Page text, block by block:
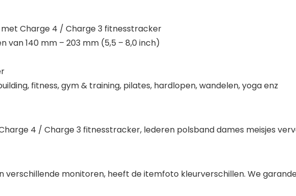
Charge 4 / Charge 3 fitnesstracker
van 140 mm – 203 mm (5,5 – 8,0 inch)
fitness, gym & training, pilates, hardlopen, wandelen, yoga enz
4 / Charge 3 fitnesstracker, lederen polsband dames meisjes
verschillende monitoren, heeft de itemfoto kleurverschillen. We